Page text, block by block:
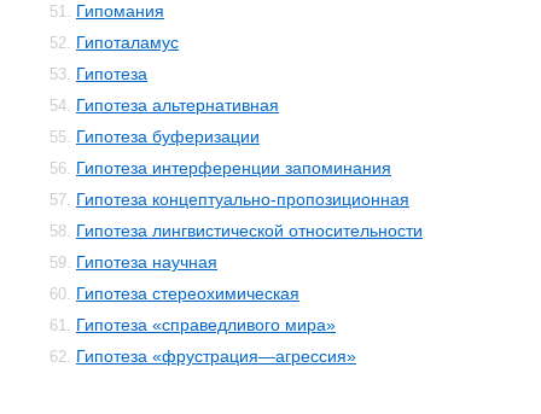
51. Гипомания
52. Гипоталамус
53. Гипотеза
54. Гипотеза альтернативная
55. Гипотеза буферизации
56. Гипотеза интерференции запоминания
57. Гипотеза концептуально-пропозиционная
58. Гипотеза лингвистической относительности
59. Гипотеза научная
60. Гипотеза стереохимическая
61. Гипотеза «справедливого мира»
62. Гипотеза «фрустрация—агрессия»